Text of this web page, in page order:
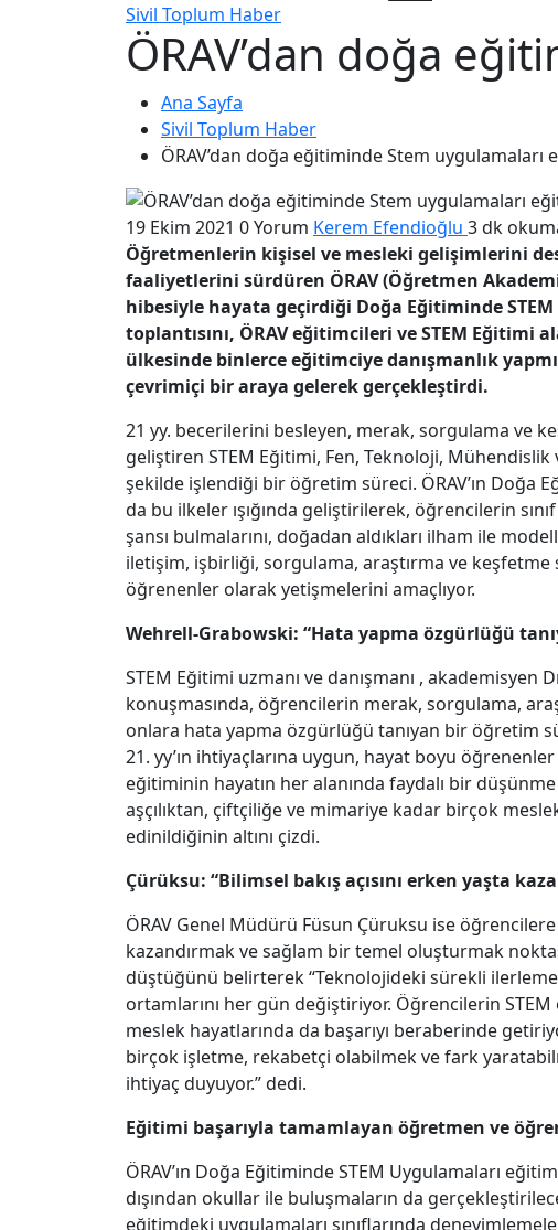
Sivil Toplum Haber
ÖRAV’dan doğa
Ana Sayfa
Sivil Toplum Haber
ÖRAV’dan doğa eğitiminde Stem uygulamaları
19 Ekim 2021 0 Yorum Kerem Efendioğlu 3 dk
Öğretmenlerin kişisel ve mesleki gelişimlerini
faaliyetlerini sürdüren ÖRAV (Öğretmen
hibesiyle hayata geçirdiği Doğa Eğitiminde
toplantısını, ÖRAV eğitimcileri ve STEM Eğitimi
ülkesinde binlerce eğitimciye danışmanlık
çevrimiçi bir araya gelerek gerçekleştirdi.
21 yy. becerilerini besleyen, merak, sorgulama ve
geliştiren STEM Eğitimi, Fen, Teknoloji,
şekilde işlendiği bir öğretim süreci. ÖRAV’ın Doğa
da bu ilkeler ışığında geliştirilerek, öğrencilerin
şansı bulmalarını, doğadan aldıkları ilham ile
iletişim, işbirliği, sorgulama, araştırma ve
öğrenenler olarak yetişmelerini amaçlıyor.
Wehrell-Grabowski: “Hata yapma özgürlüğü
STEM Eğitimi uzmanı ve danışmanı ,
konuşmasında, öğrencilerin merak, sorgulama,
onlara hata yapma özgürlüğü tanıyan bir öğretim
21. yy’ın ihtiyaçlarına uygun, hayat boyu
eğitiminin hayatın her alanında faydalı bir
aşçılıktan, çiftçiliğe ve mimariye kadar birçok
edinildiğinin altını çizdi.
Çürüksu: “Bilimsel bakış açısını erken yaşta
ÖRAV Genel Müdürü Füsun Çüruksu ise öğrencilere
kazandırmak ve sağlam bir temel oluşturmak
düştüğünü belirterek “Teknolojideki sürekli
ortamlarını her gün değiştiriyor. Öğrencilerin
meslek hayatlarında da başarıyı beraberinde
birçok işletme, rekabetçi olabilmek ve fark
ihtiyaç duyuyor.” dedi.
Eğitimi başarıyla tamamlayan öğretmen ve
ÖRAV’ın Doğa Eğitiminde STEM Uygulamaları
dışından okullar ile buluşmaların da
eğitimdeki uygulamaları sınıflarında